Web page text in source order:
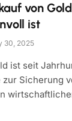
von
ist
30, 2025
ist seit
Sicherung